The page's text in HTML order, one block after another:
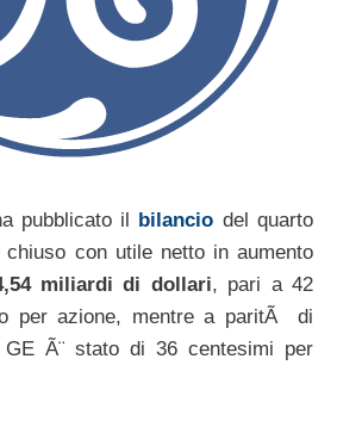
pubblicato il bilancio del quarto
con utile netto in aumento
miliardi di dollari, pari a 42
per azione, mentre a paritÃ di
GE Ã¨ stato di 36 centesimi per